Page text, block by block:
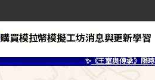
購買模拉幣模擬工坊消息與更新學習
✨《王室與傳承》限